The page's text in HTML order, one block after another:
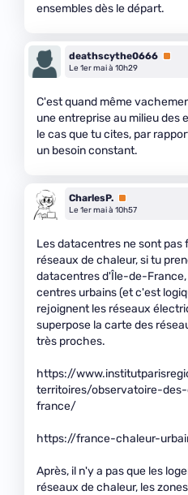
ensembles dès le départ.
deathscythe0666
Le 1er mai à 10h29
C'est quand même
une entreprise au milieu des
le cas que tu cites, par
un besoin constant.
CharlesP. Premium
Le 1er mai à 10h57
Les datacentres ne sont pas
réseaux de chaleur, si tu
datacentres d'Île-de-
centres urbains (et c'est
rejoignent les réseaux
superpose la carte des
très proches.
https://
territoires/observatoire-
france/
https://france-chaleur-
Après, il n'y a pas que les
réseaux de chaleur, les